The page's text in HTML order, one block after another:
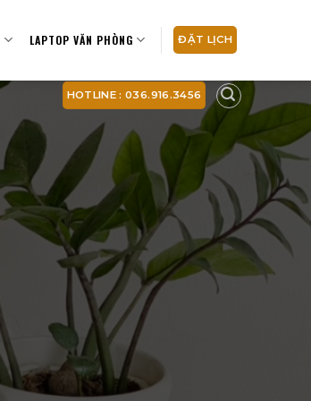
LAPTOP VĂN PHÒNG ĐẶT LỊCH
HOTLINE : 036.916.3456